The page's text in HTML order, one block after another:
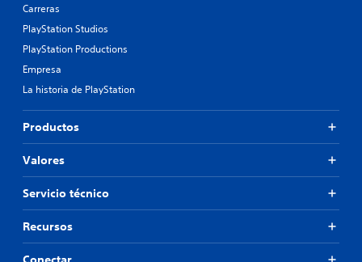
Carreras
PlayStation Studios
PlayStation Productions
Empresa
La historia de PlayStation
Productos
Valores
Servicio técnico
Recursos